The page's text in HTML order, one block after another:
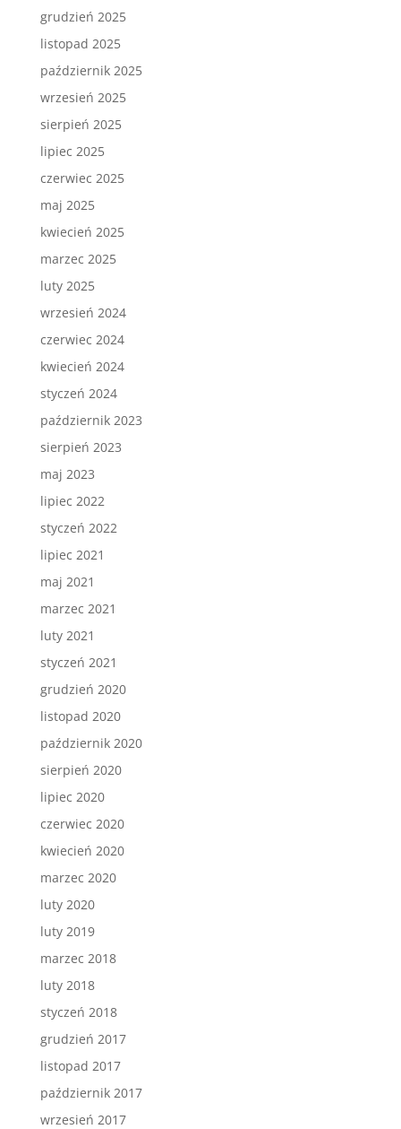
grudzień 2025
listopad 2025
październik 2025
wrzesień 2025
sierpień 2025
lipiec 2025
czerwiec 2025
maj 2025
kwiecień 2025
marzec 2025
luty 2025
wrzesień 2024
czerwiec 2024
kwiecień 2024
styczeń 2024
październik 2023
sierpień 2023
maj 2023
lipiec 2022
styczeń 2022
lipiec 2021
maj 2021
marzec 2021
luty 2021
styczeń 2021
grudzień 2020
listopad 2020
październik 2020
sierpień 2020
lipiec 2020
czerwiec 2020
kwiecień 2020
marzec 2020
luty 2020
luty 2019
marzec 2018
luty 2018
styczeń 2018
grudzień 2017
listopad 2017
październik 2017
wrzesień 2017